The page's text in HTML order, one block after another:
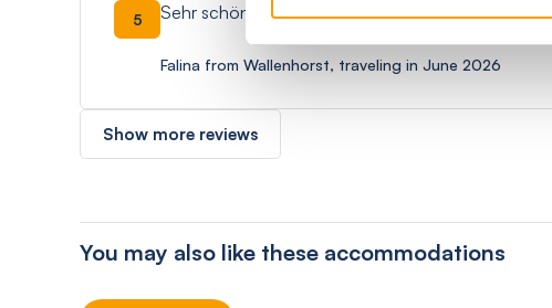
5 Sehr schöne und saubere Unterkunft mit tollem
Falina from Wallenhorst, traveling in June 2026
Show more reviews
You may also like these accommodations